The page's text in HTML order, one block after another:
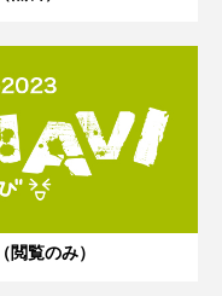
覧のみ）